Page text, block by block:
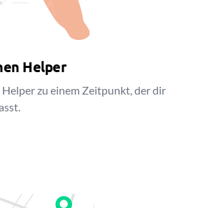
Helper
zu einem Zeitpunkt, der dir